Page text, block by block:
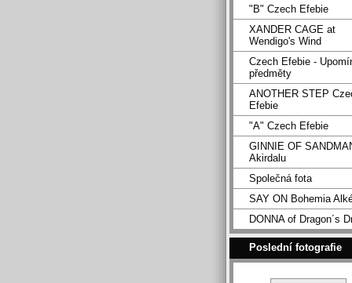
"B" Czech Efebie
XANDER CAGE at
Wendigo's Wind
Czech Efebie -
předměty
ANOTHER STEP
Efebie
"A" Czech Efebie
GINNIE OF
Akirdalu
Společná fota
SAY ON Bohemia
DONNA of Dragon´s
Poslední fotografie